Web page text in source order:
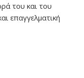
του και του
επαγγελματική